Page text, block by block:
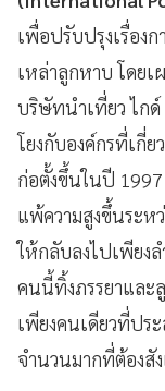
เพื่อปรับปรุงเรื่อง
เหล่าลูกหาบ โดยเ
บริษัทนำเที่ยว ไกด์
โยงกับองค์กรที่เกี่ย
ก่อตั้งขึ้นในปี
แพ้ความสูงขึ้นระห
ให้กลับลงไปเพียง
คนนี้ทิ้งภรรยาและ
เพียงคนเดียวที่ปร
จำนวนมากที่ต้องสั